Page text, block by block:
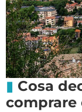
Cosa
comprare